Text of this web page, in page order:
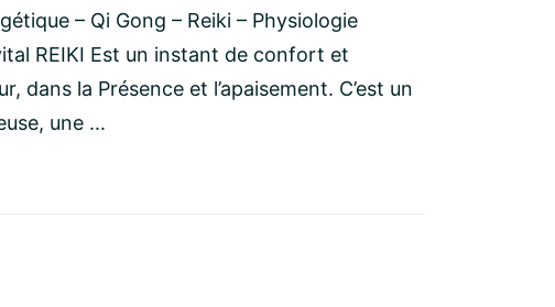
– Qi Gong – Reiki – Physiologie
REIKI Est un instant de confort et
la Présence et l’apaisement. C’est un
une ...